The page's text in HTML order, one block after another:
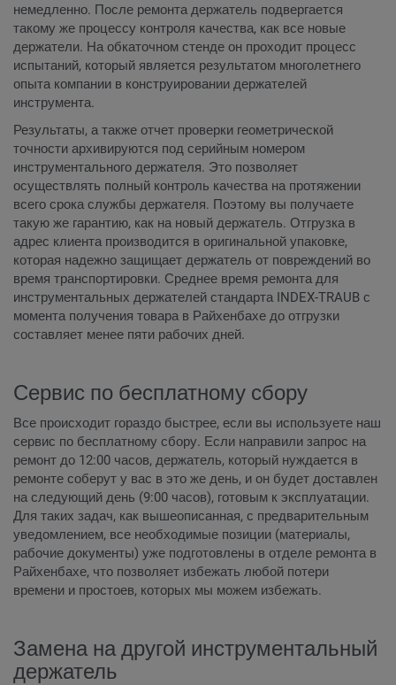
немедленно. После ремонта держатель подвергается
такому же процессу контроля качества, как все новые
держатели. На обкаточном стенде он проходит процесс
испытаний, который является результатом многолетнего
опыта компании в конструировании держателей
инструмента.
Результаты, а также отчет проверки геометрической
точности архивируются под серийным номером
инструментального держателя. Это позволяет
осуществлять полный контроль качества на протяжении
всего срока службы держателя. Поэтому вы получаете
такую же гарантию, как на новый держатель. Отгрузка в
адрес клиента производится в оригинальной упаковке,
которая надежно защищает держатель от повреждений во
время транспортировки. Среднее время ремонта для
инструментальных держателей стандарта INDEX-TRAUB с
момента получения товара в Райхенбахе до отгрузки
составляет менее пяти рабочих дней.
Сервис по бесплатному сбору
Все происходит гораздо быстрее, если вы используете наш
сервис по бесплатному сбору. Если направили запрос на
ремонт до 12:00 часов, держатель, который нуждается в
ремонте соберут у вас в это же день, и он будет доставлен
на следующий день (9:00 часов), готовым к эксплуатации.
Для таких задач, как вышеописанная, с предварительным
уведомлением, все необходимые позиции (материалы,
рабочие документы) уже подготовлены в отделе ремонта в
Райхенбахе, что позволяет избежать любой потери
времени и простоев, которых мы можем избежать.
Замена на другой инструментальный
держатель